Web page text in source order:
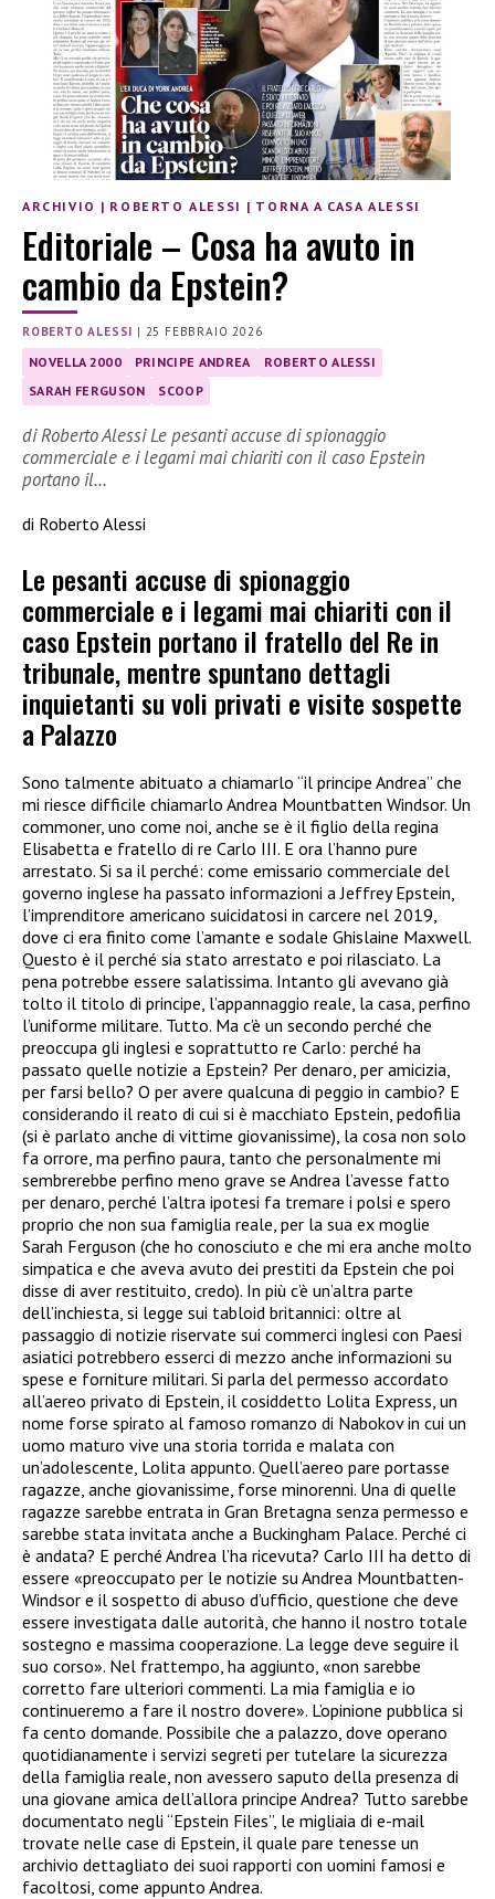
ARCHIVIO | ROBERTO ALESSI | TORNA A CASA ALESSI
Editoriale – Cosa ha avuto in
cambio da Epstein?
ROBERTO ALESSI | 25 FEBBRAIO 2026
NOVELLA 2000 PRINCIPE ANDREA
ROBERTO ALESSI
SARAH FERGUSON
SCOOP
di Roberto Alessi Le pesanti accuse di spionaggio
commerciale e i legami mai chiariti con il caso Epstein
portano il…
di Roberto Alessi
Le pesanti accuse di spionaggio
commerciale e i legami mai chiariti con il
caso Epstein portano il fratello del Re in
tribunale, mentre spuntano dettagli
inquietanti su voli privati e visite sospette
a Palazzo
Sono talmente abituato a chiamarlo “il principe Andrea” che
mi riesce difficile chiamarlo Andrea Mountbatten Windsor. Un
commoner, uno come noi, anche se è il figlio della regina
Elisabetta e fratello di re Carlo III. E ora l’hanno pure
arrestato. Si sa il perché: come emissario commerciale del
governo inglese ha passato informazioni a Jeffrey Epstein,
l’imprenditore americano suicidatosi in carcere nel 2019,
dove ci era finito come l’amante e sodale Ghislaine Maxwell.
Questo è il perché sia stato arrestato e poi rilasciato. La
pena potrebbe essere salatissima. Intanto gli avevano già
tolto il titolo di principe, l’appannaggio reale, la casa, perfino
l’uniforme militare. Tutto. Ma c’è un secondo perché che
preoccupa gli inglesi e soprattutto re Carlo: perché ha
passato quelle notizie a Epstein? Per denaro, per amicizia,
per farsi bello? O per avere qualcuna di peggio in cambio? E
considerando il reato di cui si è macchiato Epstein, pedofilia
(si è parlato anche di vittime giovanissime), la cosa non solo
fa orrore, ma perfino paura, tanto che personalmente mi
sembrerebbe perfino meno grave se Andrea l’avesse fatto
per denaro, perché l’altra ipotesi fa tremare i polsi e spero
proprio che non sua famiglia reale, per la sua ex moglie
Sarah Ferguson (che ho conosciuto e che mi era anche molto
simpatica e che aveva avuto dei prestiti da Epstein che poi
disse di aver restituito, credo). In più c’è un’altra parte
dell’inchiesta, si legge sui tabloid britannici: oltre al
passaggio di notizie riservate sui commerci inglesi con Paesi
asiatici potrebbero esserci di mezzo anche informazioni su
spese e forniture militari. Si parla del permesso accordato
all’aereo privato di Epstein, il cosiddetto Lolita Express, un
nome forse spirato al famoso romanzo di Nabokov in cui un
uomo maturo vive una storia torrida e malata con
un’adolescente, Lolita appunto. Quell’aereo pare portasse
ragazze, anche giovanissime, forse minorenni. Una di quelle
ragazze sarebbe entrata in Gran Bretagna senza permesso e
sarebbe stata invitata anche a Buckingham Palace. Perché ci
è andata? E perché Andrea l’ha ricevuta? Carlo III ha detto di
essere «preoccupato per le notizie su Andrea Mountbatten-
Windsor e il sospetto di abuso d’ufficio, questione che deve
essere investigata dalle autorità, che hanno il nostro totale
sostegno e massima cooperazione. La legge deve seguire il
suo corso». Nel frattempo, ha aggiunto, «non sarebbe
corretto fare ulteriori commenti. La mia famiglia e io
continueremo a fare il nostro dovere». L’opinione pubblica si
fa cento domande. Possibile che a palazzo, dove operano
quotidianamente i servizi segreti per tutelare la sicurezza
della famiglia reale, non avessero saputo della presenza di
una giovane amica dell’allora principe Andrea? Tutto sarebbe
documentato negli “Epstein Files”, le migliaia di e-mail
trovate nelle case di Epstein, il quale pare tenesse un
archivio dettagliato dei suoi rapporti con uomini famosi e
facoltosi, come appunto Andrea.